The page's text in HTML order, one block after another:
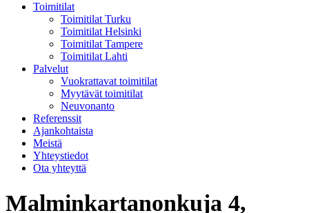
Toimitilat
Toimitilat Turku
Toimitilat Helsinki
Toimitilat Tampere
Toimitilat Lahti
Palvelut
Vuokrattavat toimitilat
Myytävät toimitilat
Neuvonanto
Referenssit
Ajankohtaista
Meistä
Yhteystiedot
Ota yhteyttä
Malminkartanonkuja 4,